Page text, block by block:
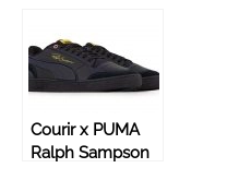
Courir x PUMA
Ralph Sampson